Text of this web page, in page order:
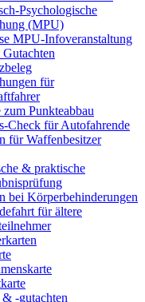
Psychologische
(MPU)
MPU-Infoveranstaltung
für
zum Punkteabbau
Check für Autofahrende
für Waffenbesitzer
& praktische
bei Körperbehinderungen
für ältere
-gutachten